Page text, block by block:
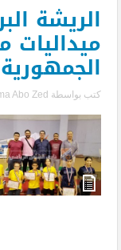
الجمهورية
كتب بواسطة Abo Zed